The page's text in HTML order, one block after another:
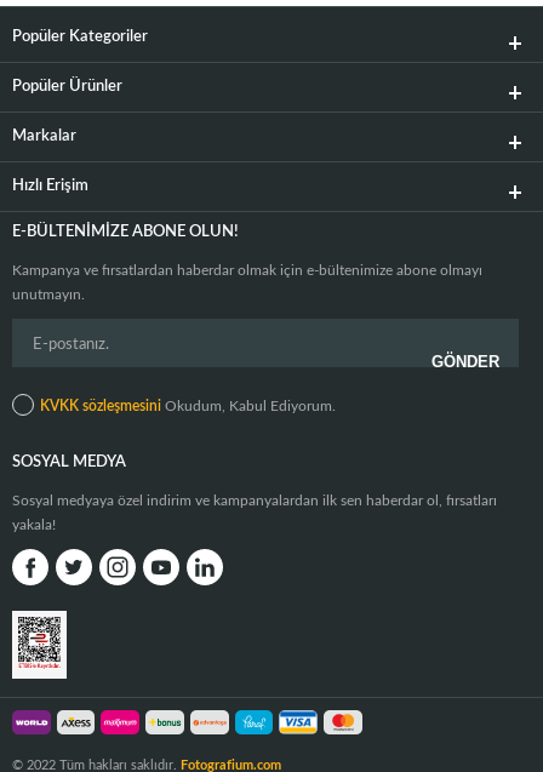
Popüler Kategoriler
Popüler Ürünler
Markalar
Hızlı Erişim
E-BÜLTENIMIZE ABONE OLUN!
Kampanya ve fırsatlardan haberdar olmak için e-bültenimize abone olmayı
unutmayın.
KVKK sözleşmesini Okudum, Kabul Ediyorum.
SOSYAL MEDYA
Sosyal medyaya özel indirim ve kampanyalardan ilk sen haberdar ol, fırsatları
yakala!
© 2022 Tüm hakları saklıdır. Fotografium.com